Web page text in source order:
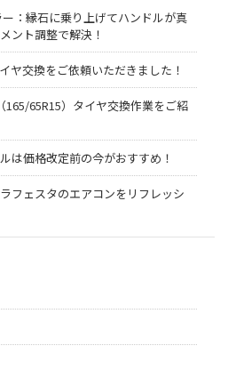
ー：縁石に乗り上げてハンドルが真
ント調整で解決！
ヤ交換をご依頼いただきました！
165/65R15）タイヤ交換作業をご紹
は価格改定前の今がおすすめ！
フェスタのエアコンをリフレッシ